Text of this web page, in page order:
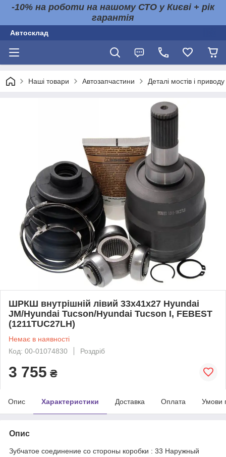
-10% на роботи на нашому СТО у Києві + рік
гарантія
Автосклад
Наші товари Автозапчастини Деталі мостів і приводу
ШРКШ внутрішній лівий 33x41x27 Hyundai
JM/Hyundai Tucson/Hyundai Tucson I, FEBEST
(1211TUC27LH)
Немає в наявності
Код: 00-01074830
Роздріб
3 755 ₴
Опис Характеристики Доставка Оплата Умови
Опис
Зубчатое соединение со стороны коробки : 33 Наружный